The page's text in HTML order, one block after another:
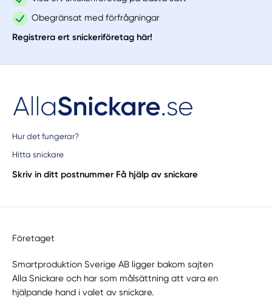
Obegränsat med förfrågningar
Registrera ert snickeriföretag här!
Hur det fungerar?
Hitta snickare
Skriv in ditt postnummer Få hjälp av snickare
Företaget
Smartproduktion Sverige AB ligger bakom sajten
Alla Snickare och har som målsättning att vara en
hjälpande hand i valet av snickare.